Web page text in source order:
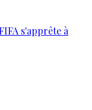
s'apprête à